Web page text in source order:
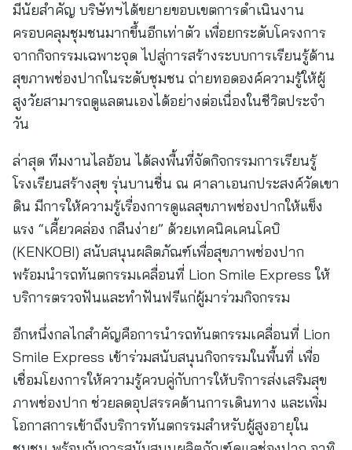
มีนัยสำคัญ บริษัทฯได้ขยายขอบเขตการดำเนินงาน
ครอบคลุมชุมชนมากขึ้นอีกเท่าตัว เพื่อยกระดับโครงการ
จากกิจกรรมเฉพาะจุด ไปสู่การสร้างระบบการเรียนรู้ด้าน
สุขภาพช่องปากในระดับชุมชน ถ่ายทอดองค์ความรู้ให้ผู้
สูงวัยสามารถดูแลตนเองได้อย่างต่อเนื่องในชีวิตประจำ
วัน
ล่าสุด ทีมงานไลอ้อน ได้ลงพื้นที่จัดกิจกรรมการเรียนรู้
โรงเรียนสร้างสุข รุ่นบานชื่น ณ ศาลาเอนกประสงค์วัดเขา
ดิน มีการให้ความรู้เรื่องการดูแลสุขภาพช่องปากให้แข็ง
แรง “เคี้ยวคล่อง กลืนง่าย” ด้วยเทคนิคเคนโคบิ
(KENKOBI) สนับสนุนผลิตภัณฑ์เพื่อสุขภาพช่องปาก
พร้อมนำรถทันตกรรมเคลื่อนที่ Lion Smile Express ให้
บริการตรวจฟันและทำฟันฟรีแก่ผู้มาร่วมกิจกรรม
อีกหนึ่งกลไกสำคัญคือการนำรถทันตกรรมเคลื่อนที่ Lion
Smile Express เข้าร่วมสนับสนุนกิจกรรมในพื้นที่ เพื่อ
เชื่อมโยงการให้ความรู้ควบคู่กับการให้บริการส่งเสริมสุข
ภาพช่องปาก ช่วยลดอุปสรรคด้านการเดินทาง และเพิ่ม
โอกาสการเข้าถึงบริการทันตกรรมสำหรับผู้สูงอายุใน